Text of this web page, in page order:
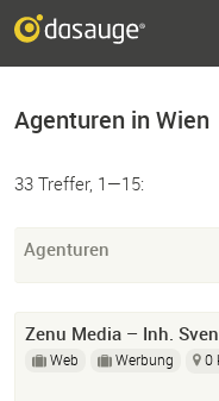
Agenturen in Wien
33 Treffer, 1—15:
Agenturen
Zenu Media – Inh.
Web Werbung 0